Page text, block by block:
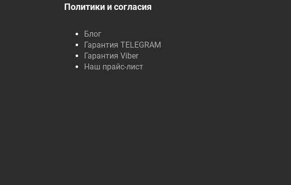
Политики и согласия
Блог
Гарантия TELEGRAM
Гарантия Viber
Наш прайс-лист